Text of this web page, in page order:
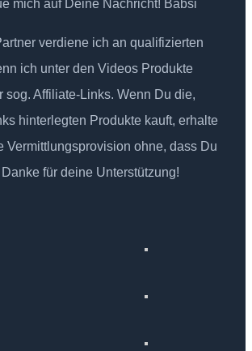
mich auf Deine Nachricht! Babsi
verdiene ich an qualifizierten
ich unter den Videos Produkte
sog. Affiliate-Links. Wenn Du die,
hinterlegten Produkte kauft, erhalte
Vermittlungsprovision ohne, dass Du
für deine Unterstützung!